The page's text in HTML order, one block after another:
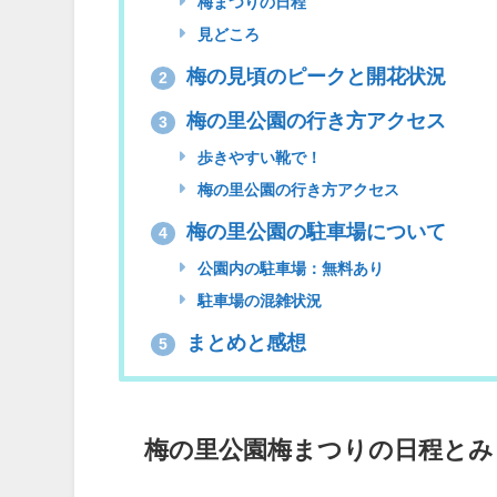
見どころ
2 梅の見頃のピークと開花状況
3 梅の里公園の行き方アクセス
歩きやすい靴で！
梅の里公園の行き方アクセス
4 梅の里公園の駐車場について
公園内の駐車場：無料あり
駐車場の混雑状況
5 まとめと感想
梅の里公園梅まつりの日程と